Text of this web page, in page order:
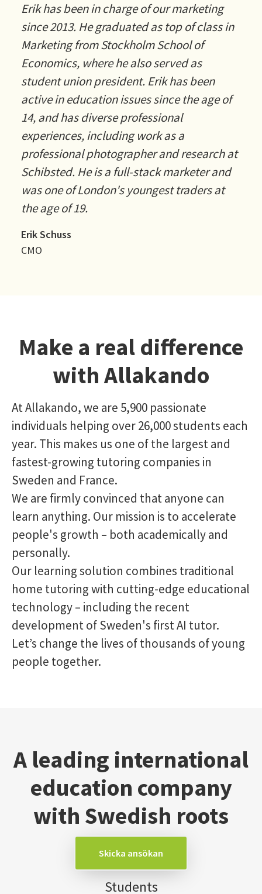
Erik has been in charge of our marketing
since 2013. He graduated as top of class in
Marketing from Stockholm School of
Economics, where he also served as
student union president. Erik has been
active in education issues since the age of
14, and has diverse professional
experiences, including work as a
professional photographer and research at
Schibsted. He is a full-stack marketer and
was one of London's youngest traders at
the age of 19.
Erik Schuss
CMO
Make a real difference
with Allakando
At Allakando, we are 5,900 passionate
individuals helping over 26,000 students each
year. This makes us one of the largest and
fastest-growing tutoring companies in
Sweden and France.
We are firmly convinced that anyone can
learn anything. Our mission is to accelerate
people's growth – both academically and
personally.
Our learning solution combines traditional
home tutoring with cutting-edge educational
technology – including the recent
development of Sweden's first AI tutor.
Let’s change the lives of thousands of young
people together.
A leading international
education company
with Swedish roots
Students
Skicka ansökan